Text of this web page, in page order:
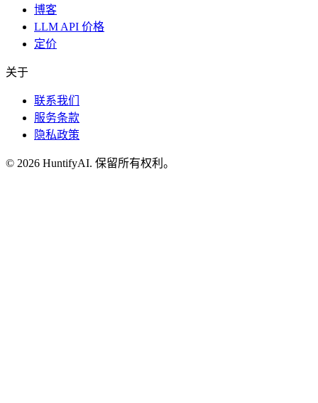
博客
LLM API 价格
定价
关于
联系我们
服务条款
隐私政策
© 2026 HuntifyAI. 保留所有权利。